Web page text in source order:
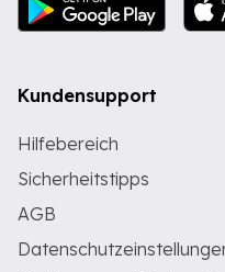
Kundensupport
Hilfebereich
Sicherheitstipps
AGB